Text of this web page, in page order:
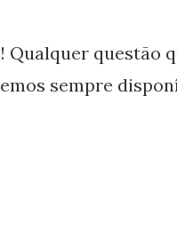
questão
sempre